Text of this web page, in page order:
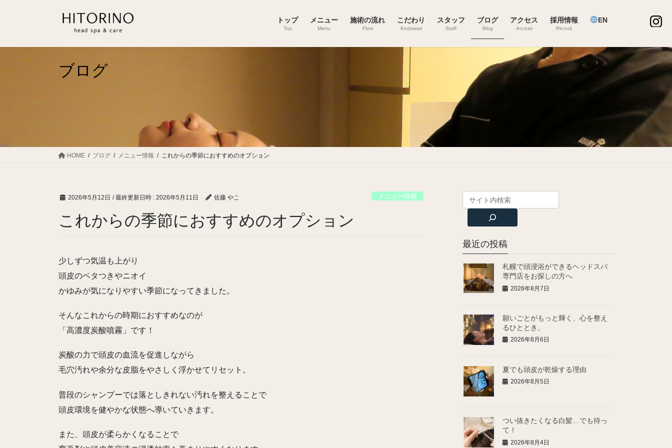
トップ
Top
メニュー
Menu
施術の流れ
Flow
こだわり
Kodawari
スタッフ
Staff
ブログ
Blog
アクセス
Access
採用情報
Recruit
EN
ブログ
HOME ブログ メニュー情報 これからの季節におすすめのオプション
2026年5月12日 / 最終更新日時 : 2026年5月11日 佐藤 やこ メニュー情報
これからの季節におすすめのオプション
少しずつ気温も上がり
頭皮のベタつきやニオイ
かゆみが気になりやすい季節になってきました。
そんなこれからの時期におすすめなのが
「高濃度炭酸噴霧」です！
炭酸の力で頭皮の血流を促進しながら
毛穴汚れや余分な皮脂をやさしく浮かせてリセット。
普段のシャンプーでは落としきれない汚れを整えることで
頭皮環境を健やかな状態へ導いていきます。
また、頭皮が柔らかくなることで
最近の投稿
札幌で頭浸浴ができるヘッドスパ
専門店をお探しの方へ
2026年8月7日
願いごとがもっと輝く、心を整え
るひととき。
2026年8月6日
夏でも頭皮が乾燥する理由
2026年8月5日
つい抜きたくなる白髪…でも待っ
て！
2026年8月4日